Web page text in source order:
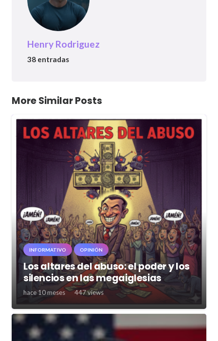
Henry Rodriguez
38 entradas
More Similar Posts
INFORMATIVO OPINIÓN
Los altares del abuso: el poder y los
silencios en las megaiglesias
hace 10 meses 447views